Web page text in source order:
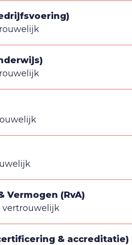
Vermogen (RvA)
vertrouwelijk
& accreditatie)